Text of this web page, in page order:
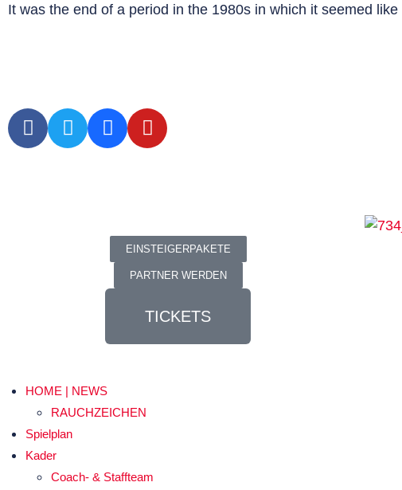
It was the end of a period in the 1980s in which it seemed
EINSTEIGERPAKETE
PARTNER WERDEN
TICKETS
HOME | NEWS
RAUCHZEICHEN
Spielplan
Kader
Coach- & Staffteam